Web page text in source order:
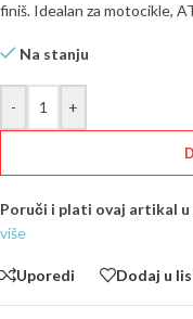
finiš. Idealan za motocikle,
Na stanju
- +
Poruči i plati ovaj artikal
više
Uporedi Dodaj u